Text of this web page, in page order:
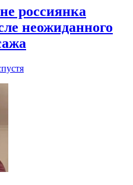
россиянка
неожиданного